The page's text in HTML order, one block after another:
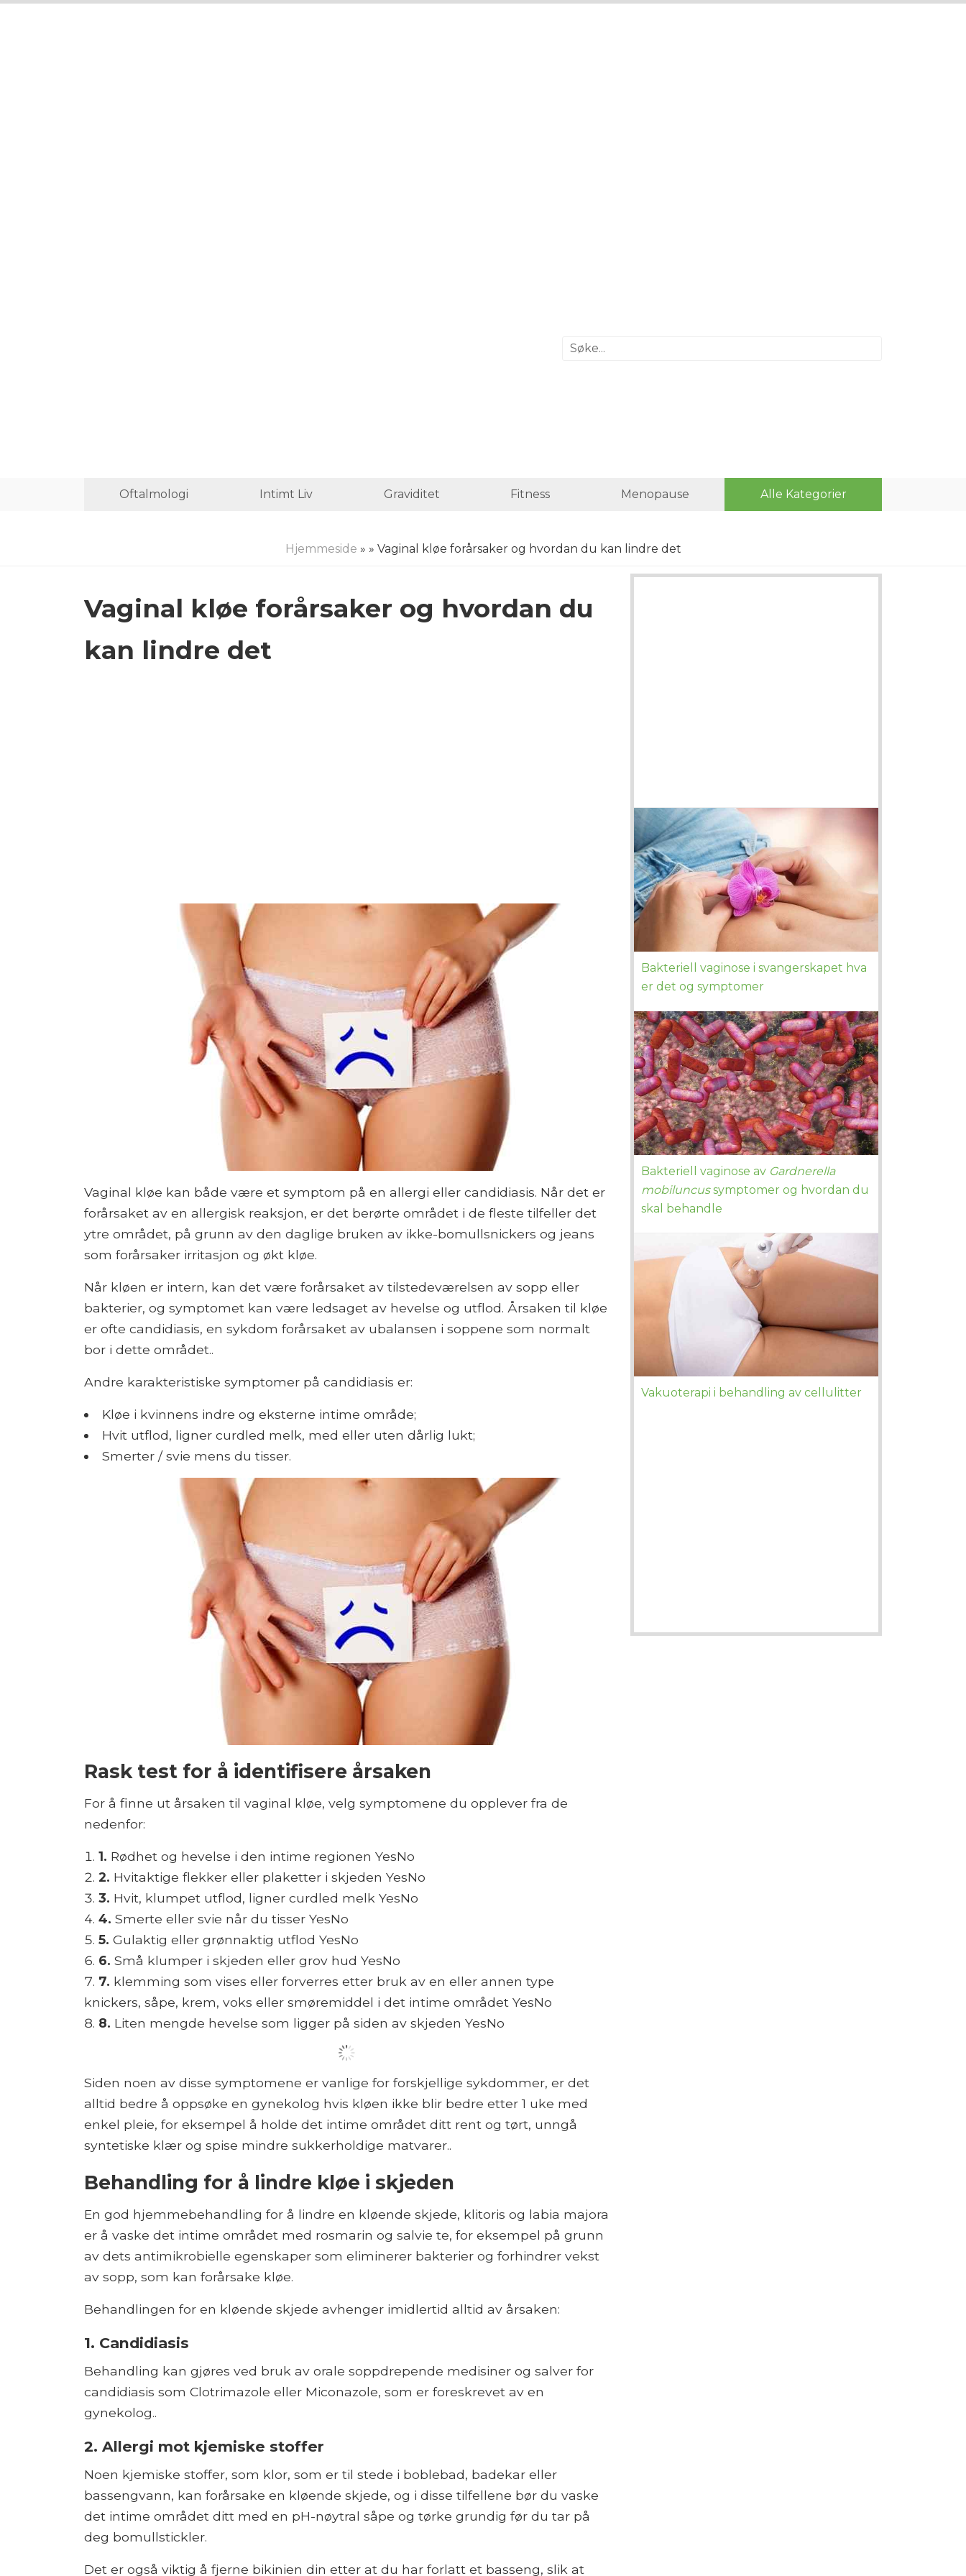
Oftalmologi Intimt Liv Graviditet Fitness Menopause Alle Kategorier
Hjemmeside » » Vaginal kløe forårsaker og hvordan du kan lindre det
Vaginal kløe forårsaker og hvordan du
kan lindre det
Vaginal kløe kan både være et symptom på en allergi eller candidiasis. Når det er
forårsaket av en allergisk reaksjon, er det berørte området i de fleste tilfeller det
ytre området, på grunn av den daglige bruken av ikke-bomullsnickers og jeans
som forårsaker irritasjon og økt kløe.
Når kløen er intern, kan det være forårsaket av tilstedeværelsen av sopp eller
bakterier, og symptomet kan være ledsaget av hevelse og utflod. Årsaken til kløe
er ofte candidiasis, en sykdom forårsaket av ubalansen i soppene som normalt
bor i dette området..
Andre karakteristiske symptomer på candidiasis er:
Kløe i kvinnens indre og eksterne intime område;
Hvit utflod, ligner curdled melk, med eller uten dårlig lukt;
Smerter / svie mens du tisser.
Rask test for å identifisere årsaken
For å finne ut årsaken til vaginal kløe, velg symptomene du opplever fra de
nedenfor:
1. Rødhet og hevelse i den intime regionen YesNo
2. Hvitaktige flekker eller plaketter i skjeden YesNo
3. Hvit, klumpet utflod, ligner curdled melk YesNo
4. Smerte eller svie når du tisser YesNo
5. Gulaktig eller grønnaktig utflod YesNo
6. Små klumper i skjeden eller grov hud YesNo
7. klemming som vises eller forverres etter bruk av en eller annen type
knickers, såpe, krem, voks eller smøremiddel i det intime området YesNo
8. Liten mengde hevelse som ligger på siden av skjeden YesNo
Siden noen av disse symptomene er vanlige for forskjellige sykdommer, er det
alltid bedre å oppsøke en gynekolog hvis kløen ikke blir bedre etter 1 uke med
enkel pleie, for eksempel å holde det intime området ditt rent og tørt, unngå
syntetiske klær og spise mindre sukkerholdige matvarer..
Behandling for å lindre kløe i skjeden
En god hjemmebehandling for å lindre en kløende skjede, klitoris og labia majora
er å vaske det intime området med rosmarin og salvie te, for eksempel på grunn
av dets antimikrobielle egenskaper som eliminerer bakterier og forhindrer vekst
av sopp, som kan forårsake kløe.
Behandlingen for en kløende skjede avhenger imidlertid alltid av årsaken:
1. Candidiasis
Behandling kan gjøres ved bruk av orale soppdrepende medisiner og salver for
candidiasis som Clotrimazole eller Miconazole, som er foreskrevet av en
gynekolog..
2. Allergi mot kjemiske stoffer
Noen kjemiske stoffer, som klor, som er til stede i boblebad, badekar eller
bassengvann, kan forårsake en kløende skjede, og i disse tilfellene bør du vaske
det intime området ditt med en pH-nøytral såpe og tørke grundig før du tar på
deg bomullstickler.
Det er også viktig å fjerne bikinien din etter at du har forlatt et basseng, slik at
Bakteriell vaginose i svangerskapet hva
er det og symptomer
Bakteriell vaginose av Gardnerella
mobiluncussymptomer og hvordan du
skal behandle
Vakuoterapi i behandling av cellulitter